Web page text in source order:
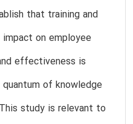
that training and
on employee
effectiveness is
of knowledge
study is relevant to